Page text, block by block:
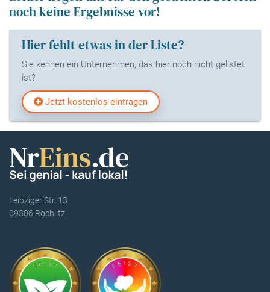
noch keine Ergebnisse vor!
Hier fehlt etwas in der Liste?
Sie kennen ein Unternehmen, das hier noch nicht gelistet
ist?
Jetzt kostenlos eintragen
Leipziger Str. 13
09306 Rochlitz